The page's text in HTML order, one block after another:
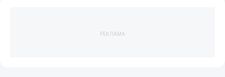
РЕКЛАМА